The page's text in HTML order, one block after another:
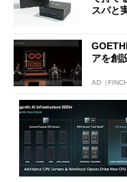
スパと
アを創
AD（